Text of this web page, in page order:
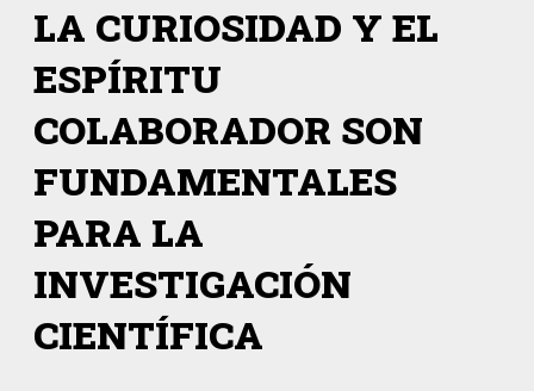
LA CURIOSIDAD Y EL
ESPÍRITU
COLABORADOR SON
FUNDAMENTALES
PARA LA
INVESTIGACIÓN
CIENTÍFICA